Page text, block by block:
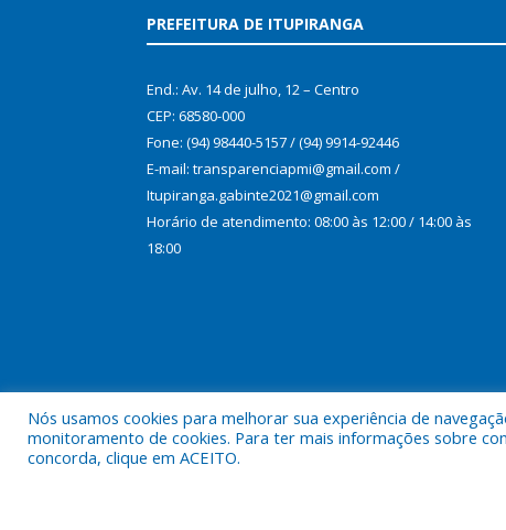
PREFEITURA DE ITUPIRANGA
End.: Av. 14 de julho, 12 – Centro
CEP: 68580-000
Fone: (94) 98440-5157 / (94) 9914-92446
E-mail: transparenciapmi@gmail.com /
Itupiranga.gabinte2021@gmail.com
Horário de atendimento: 08:00 às 12:00 / 14:00 às
18:00
Nós usamos cookies para melhorar sua experiência de
monitoramento de cookies. Para ter mais informações sobre
concorda, clique em ACEITO.